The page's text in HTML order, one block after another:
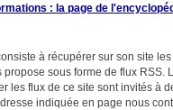
: la page de
à récupérer sur son site
propose sous forme de flux RSS.
les flux de ce site sont invités à
indiquée en page nous